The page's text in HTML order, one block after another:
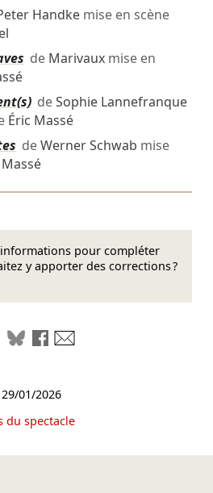
Handkemise en scène
de Marivauxmise en
deSophie Lannefranque
Éric Massé
deWerner Schwab mise
pour compléter
y apporter des corrections ?
le liensur LinkedIn
Partager sur Mastodon
Partager sur Bluesky
Partager sur Facebook
29/01/2026
du spectacle